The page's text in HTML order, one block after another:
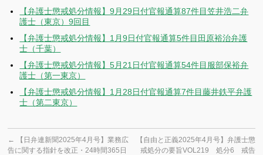
【弁護士懲戒処分情報】9月29日付官報通算87件目笠井浩二弁
護士（東京）9回目
【弁護士懲戒処分情報】1月9日付官報通算5件目田原裕治弁護
士（千葉）
【弁護士懲戒処分情報】5月21日付官報通算54件目服部保裕弁
護士（第一東京）
【弁護士懲戒処分情報】1月28日付官報通算7件目藤井鉄平弁護
士（第二東京）
←
【日弁連新聞2025年4月号】業務広
告に関する指針を改正・24時間365日
【自由と正義2025年4月号】弁護士懲
戒処分の要旨VOL219 処分6 戒告